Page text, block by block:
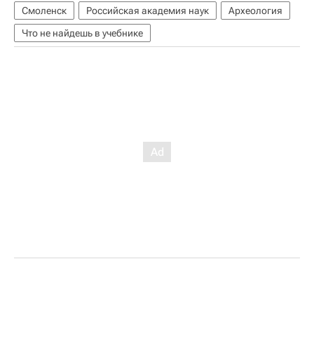
Смоленск
Российская академия наук
Археология
Что не найдешь в учебнике